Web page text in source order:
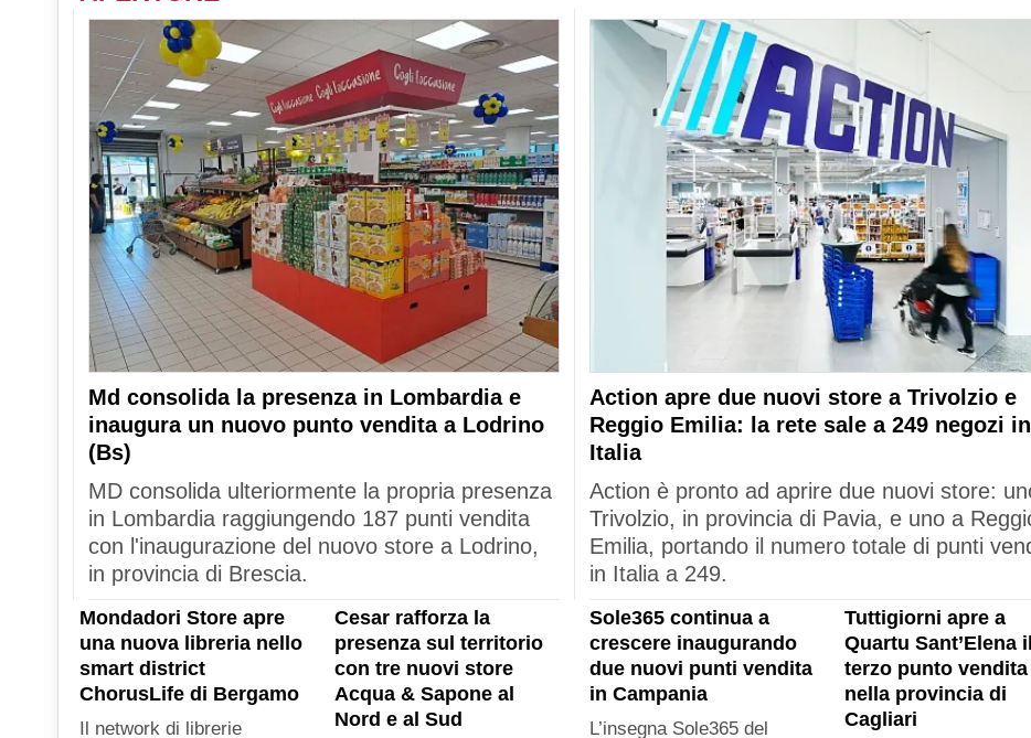
Md consolida la presenza in Lombardia e
inaugura un nuovo punto vendita a Lodrino
(Bs)
MD consolida ulteriormente la propria presenza
in Lombardia raggiungendo 187 punti vendita
con l'inaugurazione del nuovo store a Lodrino,
in provincia di Brescia.
Action apre due nuovi store a Trivolzio e
Reggio Emilia: la rete sale a 249 negozi in
Italia
Action è pronto ad aprire due nuovi store:
Trivolzio, in provincia di Pavia, e uno a
Emilia, portando il numero totale di punti
in Italia a 249.
Mondadori Store apre
una nuova libreria nello
smart district
ChorusLife di Bergamo
Il network di librerie
Cesar rafforza la
presenza sul territorio
con tre nuovi store
Acqua & Sapone al
Nord e al Sud
Sole365 continua a
crescere inaugurando
due nuovi punti vendita
in Campania
L’insegna Sole365 del
Tuttigiorni apre a
Quartu Sant’Elena il
terzo punto vendita
nella provincia di
Cagliari